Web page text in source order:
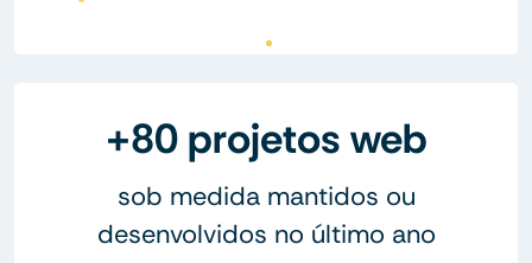
+80 projetos web
sob medida mantidos ou
desenvolvidos no último ano